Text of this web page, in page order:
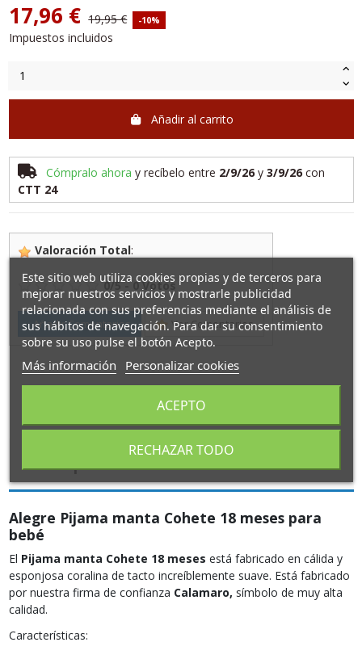
17,96 € 19,95 € -10%
Impuestos incluidos
Añadir al carrito
Cómpralo ahora y recíbelo entre 2/9/26y 3/9/26 con
CTT 24
Valoración Total:
0/5- 0 Votos
Añadir Comentarios Ver Comentarios
Descripción
Alegre Pijama manta Cohete 18 meses para
bebé
El Pijama manta Cohete 18 meses está fabricado en cálida y
esponjosa coralina de tacto increíblemente suave. Está fabricado
por nuestra firma de confianza Calamaro, símbolo de muy alta
calidad.
Características:
Este sitio web utiliza cookies propias y de terceros para
mejorar nuestros servicios y mostrarle publicidad
relacionada con sus preferencias mediante el análisis de
sus hábitos de navegación. Para dar su consentimiento
sobre su uso pulse el botón Acepto.
Más información Personalizar cookies
RECHAZAR TODO
ACEPTO